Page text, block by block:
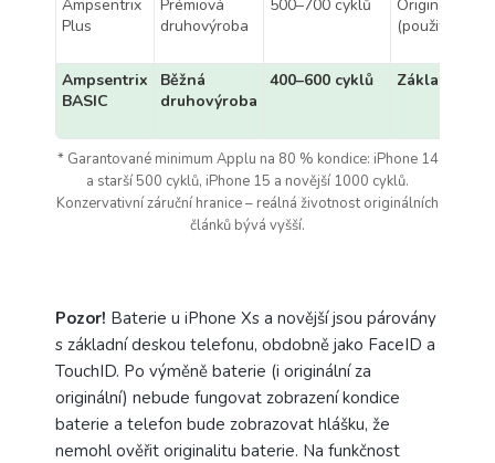
Ampsentrix
Plus
Prémiová
druhovýroba
500–700 cyklů
Originální
(použitá)
Ampsentrix
BASIC
Běžná
druhovýroba
400–600 cyklů Základní
* Garantované minimum Applu na 80 % kondice: iPhone 14
a starší 500 cyklů, iPhone 15 a novější 1000 cyklů.
Konzervativní záruční hranice – reálná životnost originálních
článků bývá vyšší.
Pozor! Baterie u iPhone Xs a novější jsou párovány
s základní deskou telefonu, obdobně jako FaceID a
TouchID. Po výměně baterie (i originální za
originální) nebude fungovat zobrazení kondice
baterie a telefon bude zobrazovat hlášku, že
nemohl ověřit originalitu baterie. Na funkčnost